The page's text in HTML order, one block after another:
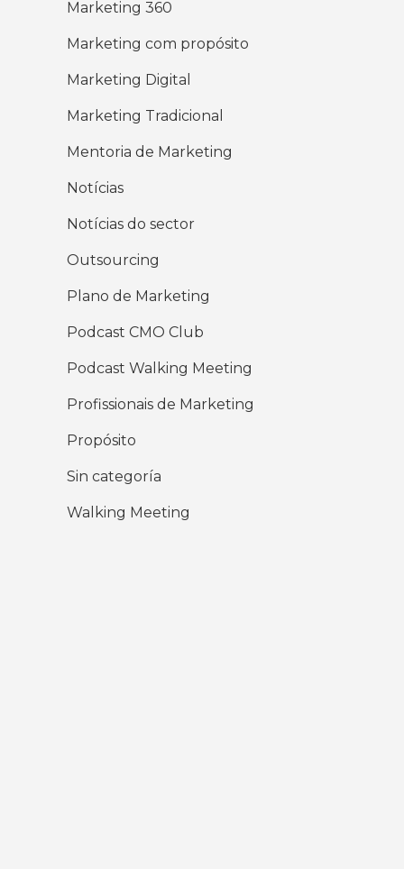
Marketing 360
Marketing com propósito
Marketing Digital
Marketing Tradicional
Mentoria de Marketing
Notícias
Notícias do sector
Outsourcing
Plano de Marketing
Podcast CMO Club
Podcast Walking Meeting
Profissionais de Marketing
Propósito
Sin categoría
Walking Meeting